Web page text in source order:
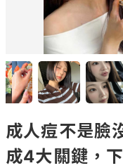
成人痘不是臉
成4大關鍵，